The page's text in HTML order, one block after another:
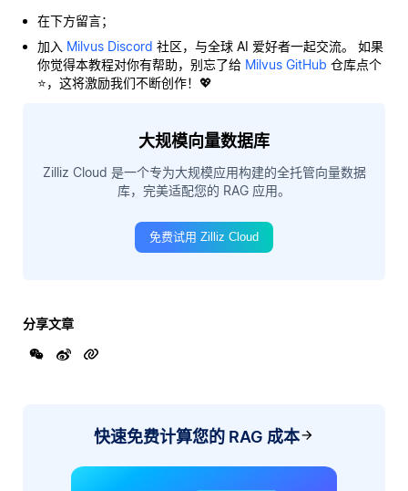
在下方留言；
加入 Milvus Discord 社区，与全球 AI 爱好者一起交流。 如果
你觉得本教程对你有帮助，别忘了给 Milvus GitHub 仓库点个
⭐，这将激励我们不断创作！💖
大规模向量数据库
Zilliz Cloud 是一个专为大规模应用构建的全托管向量数据
库，完美适配您的 RAG 应用。
免费试用 Zilliz Cloud
分享文章
快速免费计算您的 RAG 成本